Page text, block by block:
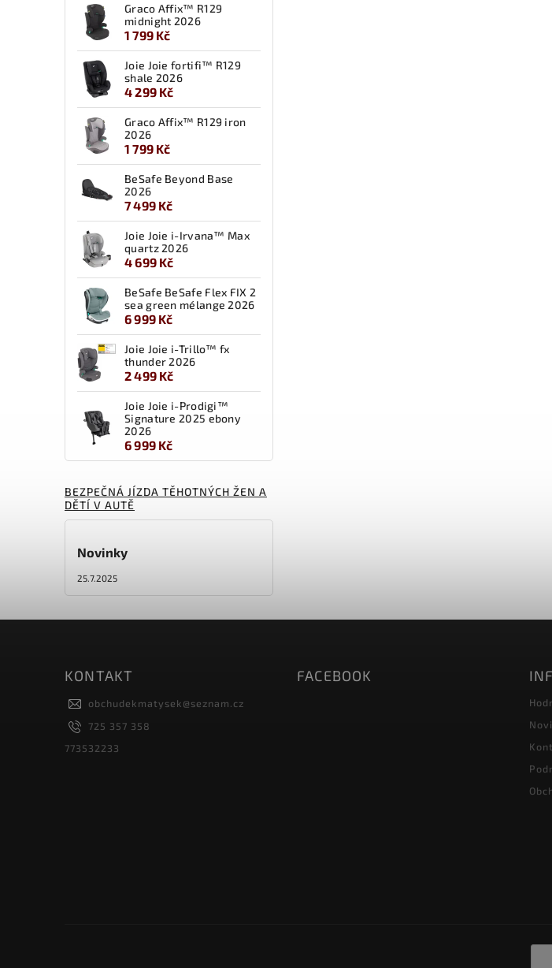
Graco Affix™ R129
midnight 2026
1 799 Kč
Joie Joie fortifi™ R129
shale 2026
4 299 Kč
Graco Affix™ R129 iron
2026
1 799 Kč
BeSafe Beyond Base
2026
7 499 Kč
Joie Joie i-Irvana™ Max
quartz 2026
4 699 Kč
BeSafe BeSafe Flex FIX 2
sea green mélange 2026
6 999 Kč
Joie Joie i-Trillo™ fx
thunder 2026
2 499 Kč
Joie Joie i-Prodigi™
Signature 2025 ebony
2026
6 999 Kč
BEZPEČNÁ JÍZDA TĚHOTNÝCH ŽEN A
DĚTÍ V AUTĚ
Novinky
25.7.2025
KONTAKT
obchudekmatysek@seznam.cz
725 357 358
773532233
FACEBOOK